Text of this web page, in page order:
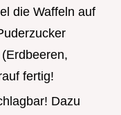
die Waffeln auf
fertig!
Dazu